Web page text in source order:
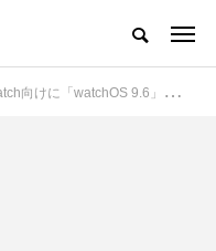
けに「watchOS 9.6」リリース